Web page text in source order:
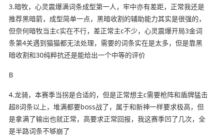
3.暗牧，心灵震爆满词条成型第一人，牢中亦有差距，正常我还是
推荐黑暗箭，成型简单一点，黑暗收割的辅助能力其实是很强的，
但奈何暗牧当主c实在不行，差正常主c不少，心灵震爆开局3金词
条第4关遇到猫猫都无法处理，需要的词条实在是太多，但是靠黑
暗收割和30纯粹抗还是能给出一个中等的评价
B
4.龙骑，本赛季当拐是合适的，但是正常想主c需要枪阵和盾牌猛击
超8词条以上，堆满都要boss战了，属于和新神一样要求极高，但
是拿满了输出也就正常，高要求正常回报，我这赛季凹了几次，全
是半路词条不够崩了